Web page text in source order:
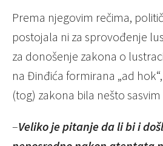
Prema njegovim rečima,
postojala ni za sprovođenje
za donošenje zakona o
na Đinđića formirana „ad
(tog) zakona bila nešto sasvim
–Veliko je pitanje da li bi i